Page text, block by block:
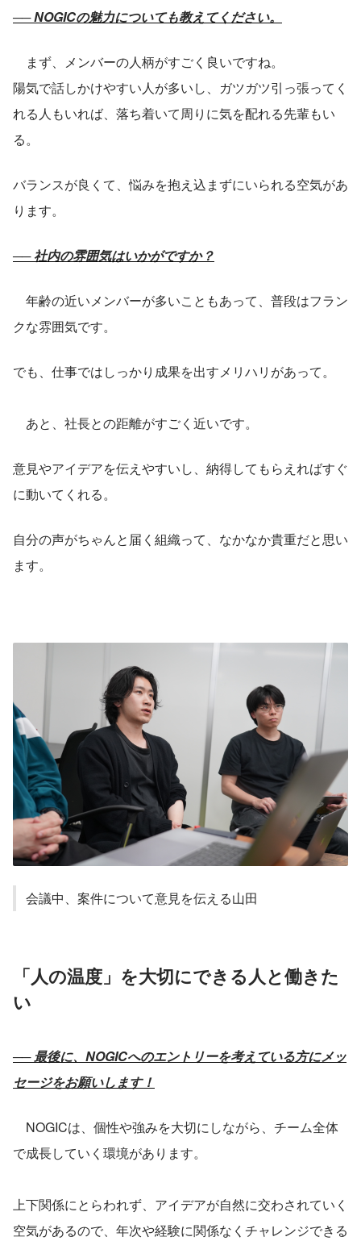
── NOGICの魅力についても教えてください。
まず、メンバーの人柄がすごく良いですね。
陽気で話しかけやすい人が多いし、ガツガツ引っ張ってく
れる人もいれば、落ち着いて周りに気を配れる先輩もい
る。
バランスが良くて、悩みを抱え込まずにいられる空気があ
ります。
── 社内の雰囲気はいかがですか？
年齢の近いメンバーが多いこともあって、普段はフラン
クな雰囲気です。
でも、仕事ではしっかり成果を出すメリハリがあって。
あと、社長との距離がすごく近いです。
意見やアイデアを伝えやすいし、納得してもらえればすぐ
に動いてくれる。
自分の声がちゃんと届く組織って、なかなか貴重だと思い
ます。
会議中、案件について意見を伝える山田
「人の温度」を大切にできる人と働きた
い
── 最後に、NOGICへのエントリーを考えている方にメッ
セージをお願いします！
NOGICは、個性や強みを大切にしながら、チーム全体
で成長していく環境があります。
上下関係にとらわれず、アイデアが自然に交わされていく
空気があるので、年次や経験に関係なくチャレンジできる